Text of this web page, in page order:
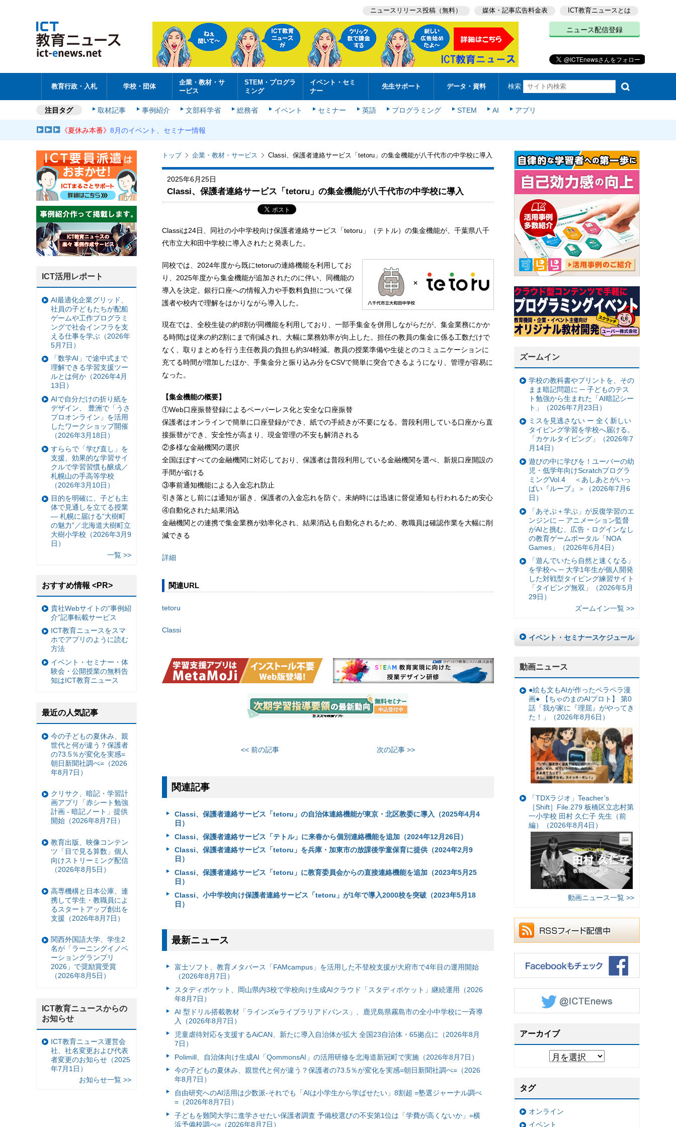
ニュースリリース投稿（無料） 媒体・記事広告料金表 ICT教育ニュースとは
ニュース配信登録
教育行政・入札 学校・団体
企業・教材・サ
ービス
STEM・プログラ
ミング
イベント・セミ
ナー
先生サポート データ・資料 検索
注目タグ 取材記事 事例紹介 文部科学省 総務省 イベント セミナー 英語 プログラミング STEM AI アプリ
《夏休み本番》8月のイベント、セミナー情報
トップ 企業・教材・サービス Classi、保護者連絡サービス「tetoru」の集金機能が八千代市の中学校に導入
2025年6月25日
Classi、保護者連絡サービス「tetoru」の集金機能が八千代市の中学校に導入
Classiは24日、同社の小中学校向け保護者連絡サービス「tetoru」（テトル）の集金機能が、千葉県八千
代市立大和田中学校に導入されたと発表した。
同校では、2024年度から既にtetoruの連絡機能を利用してお
り、2025年度から集金機能が追加されたのに伴い、同機能の
導入を決定。銀行口座への情報入力や手数料負担について保
護者や校内で理解をはかりながら導入した。
現在では、全校生徒の約8割が同機能を利用しており、一部手集金を併用しながらだが、集金業務にかか
る時間は従来の約2割にまで削減され、大幅に業務効率が向上した。担任の教員の集金に係る工数だけで
なく、取りまとめを行う主任教員の負担も約3/4軽減。教員の授業準備や生徒とのコミュニケーションに
充てる時間が増加したほか、手集金分と振り込み分をCSVで簡単に突合できるようになり、管理が容易に
なった。
【集金機能の概要】
①Web口座振替登録によるペーパーレス化と安全な口座振替
保護者はオンラインで簡単に口座登録ができ、紙での手続きが不要になる。普段利用している口座から直
接振替ができ、安全性が高まり、現金管理の不安も解消される
②多様な金融機関の選択
全国ほぼすべての金融機関に対応しており、保護者は普段利用している金融機関を選べ、新規口座開設の
手間が省ける
③事前通知機能による入金忘れ防止
引き落とし前には通知が届き、保護者の入金忘れを防ぐ。未納時には迅速に督促通知も行われるため安心
④自動化された結果消込
金融機関との連携で集金業務が効率化され、結果消込も自動化されるため、教職員は確認作業を大幅に削
減できる
詳細
関連URL
tetoru
Classi
<< 前の記事 次の記事 >>
関連記事
Classi、保護者連絡サービス「tetoru」の自治体連絡機能が東京・北区教委に導入（2025年4月4
日）
Classi、保護者連絡サービス「テトル」に来春から個別連絡機能を追加（2024年12月26日）
Classi、保護者連絡サービス「tetoru」を兵庫・加東市の放課後学童保育に提供（2024年2月9
日）
Classi、保護者連絡サービス「tetoru」に教育委員会からの直接連絡機能を追加（2023年5月25
日）
Classi、小中学校向け保護者連絡サービス「tetoru」が1年で導入2000校を突破（2023年5月18
日）
最新ニュース
富⼠ソフト、教育メタバース「FAMcampus」を活用した不登校支援が大府市で4年目の運用開始
（2026年8月7日）
スタディポケット、岡山県内3校で学校向け生成AIクラウド「スタディポケット」継続運用（2026
年8月7日）
AI 型ドリル搭載教材「ラインズeライブラリアドバンス」、鹿児島県霧島市の全小中学校に一斉導
入（2026年8月7日）
児童虐待対応を支援するAiCAN、新たに導入自治体が拡大 全国23自治体・65拠点に（2026年8月
7日）
Polimill、自治体向け生成AI「QommonsAI」の活用研修を北海道新冠町で実施（2026年8月7日）
今の子どもの夏休み、親世代と何が違う？保護者の73.5％が変化を実感=朝日新聞社調べ=（2026
年8月7日）
自由研究へのAI活用は少数派-それでも「AIは小学生から学ばせたい」8割超 =塾選ジャーナル調べ
=（2026年8月7日）
子どもを難関大学に進学させたい保護者調査 予備校選びの不安第1位は「学費が高くないか」=横
浜予備校調べ=（2026年8月7日）
ズームイン
学校の教科書やプリントを、その
まま暗記問題に ─ 子どものテス
ト勉強から生まれた「AI暗記シー
ト」（2026年7月23日）
ミスを見逃さない ー 全く新しい
タイピング学習を学校へ届ける。
「カケルタイピング」（2026年7
月14日）
遊びの中に学びを！ユーバーの幼
児・低学年向けScratchプログラ
ミングVol.4 ＜あしあとがいっ
ぱい『ループ』＞（2026年7月6
日）
「あそぶ＋学ぶ」が反復学習のエ
ンジンに ─ アニメーション監督
がAIと挑む、広告・ログインなし
の教育ゲームポータル「NOA
Games」（2026年6月4日）
「遊んでいたら自然と速くなる」
を学校へ ─ 大学1年生が個人開発
した対戦型タイピング練習サイト
「タイピング無双」（2026年5月
29日）
ズームイン一覧 >>
イベント・セミナースケジュール
動画ニュース
●絵も文もAIが作ったペラペラ漫
画● 【ちゃのまのAIプロト】 第0
話「我が家に『理屈』がやってき
た！」（2026年8月6日）
「TDXラジオ」Teacher’s
［Shift］File.279 板橋区立志村第
一小学校 田村 久仁子 先生（前
編）（2026年8月4日）
動画ニュース一覧 >>
アーカイブ
タグ
オンライン
イベント
ICT活用レポート
AI最適化企業グリッド、
社員の子どもたちが配船
ゲームや工作プログラミ
ングで社会インフラを支
える仕事を学ぶ（2026年
5月7日）
「数学AI」で途中式まで
理解できる学習支援ツー
ルとは何か（2026年4月
13日）
AIで自分だけの折り紙を
デザイン、 豊洲で「うさ
プロオンライン」を活用
したワークショップ開催
（2026年3月18日）
すららで「学び直し」を
支援、効果的な学習サイ
クルで学習習慣も醸成／
札幌山の手高等学校
（2026年3月10日）
目的を明確に、子ども主
体で見通しを立てる授業
— 札幌に届ける“大樹町
の魅力”／北海道大樹町立
大樹小学校（2026年3月9
日）
一覧 >>
おすすめ情報 <PR>
貴社Webサイトの“事例紹
介”記事転載サービス
ICT教育ニュースをスマ
ホでアプリのように読む
方法
イベント・セミナー・体
験会・公開授業の無料告
知はICT教育ニュース
最近の人気記事
今の子どもの夏休み、親
世代と何が違う？保護者
の73.5％が変化を実感=
朝日新聞社調べ=（2026
年8月7日）
クリサク、暗記・学習計
画アプリ「赤シート勉強
計画 - 暗記ノート」提供
開始（2026年8月7日）
教育出版、映像コンテン
ツ「目で見る算数」個人
向けストリーミング配信
（2026年8月5日）
高専機構と日本公庫、連
携して学生・教職員によ
るスタートアップ創出を
支援（2026年8月7日）
関西外国語大学、学生2
名が「ラーニングイノベ
ーショングランプリ
2026」で奨励賞受賞
（2026年8月5日）
ICT教育ニュースからの
お知らせ
ICT教育ニュース運営会
社、社名変更および代表
者変更のお知らせ（2025
年7月1日）
お知らせ一覧 >>